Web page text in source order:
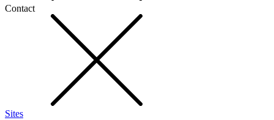
Contact
Sites